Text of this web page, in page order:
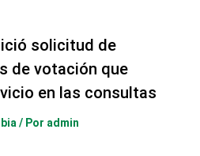
solicitud de
de votación que
en las consultas
/ Por admin